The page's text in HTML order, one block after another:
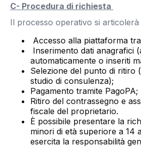
C- Procedura di richiesta
Il processo operativo si articolerà
Accesso alla piattaforma
Inserimento dati anagrafici
automaticamente o inseriti
Selezione del punto di ritiro
studio di consulenza);
Pagamento tramite PagoPA;
Ritiro del contrassegno e
fiscale del proprietario.
È possibile presentare la
minori di età superiore a 14
esercita la responsabilità